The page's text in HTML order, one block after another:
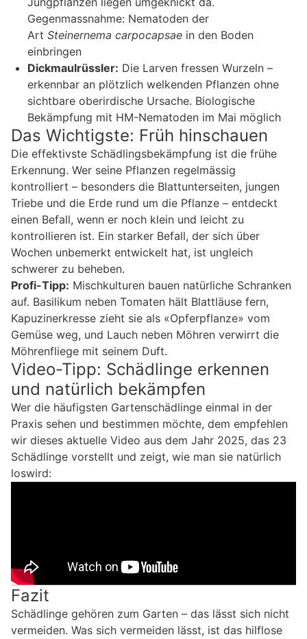
Gegenmassnahme: Nematoden der
Art Steinernema carpocapsae in den Boden
einbringen
Dickmaulrüssler: Die Larven fressen Wurzeln –
erkennbar an plötzlich welkenden Pflanzen ohne
sichtbare oberirdische Ursache. Biologische
Bekämpfung mit HM-Nematoden im Mai möglich
Das Wichtigste: Früh hinschauen
Die effektivste Schädlingsbekämpfung ist die frühe
Erkennung. Wer seine Pflanzen regelmässig
kontrolliert – besonders die Blattunterseiten, jungen
Triebe und die Erde rund um die Pflanze – entdeckt
einen Befall, wenn er noch klein und leicht zu
kontrollieren ist. Ein starker Befall, der sich über
Wochen unbemerkt entwickelt hat, ist ungleich
schwerer zu beheben.
Profi-Tipp: Mischkulturen bauen natürliche Schranken
auf. Basilikum neben Tomaten hält Blattläuse fern,
Kapuzinerkresse zieht sie als «Opferpflanze» vom
Gemüse weg, und Lauch neben Möhren verwirrt die
Möhrenfliege mit seinem Duft.
Video-Tipp: Schädlinge erkennen
und natürlich bekämpfen
Wer die häufigsten Gartenschädlinge einmal in der
Praxis sehen und bestimmen möchte, dem empfehlen
wir dieses aktuelle Video aus dem Jahr 2025, das 23
Schädlinge vorstellt und zeigt, wie man sie natürlich
loswird:
Fazit
Schädlinge gehören zum Garten – das lässt sich nicht
vermeiden. Was sich vermeiden lässt, ist das hilflose